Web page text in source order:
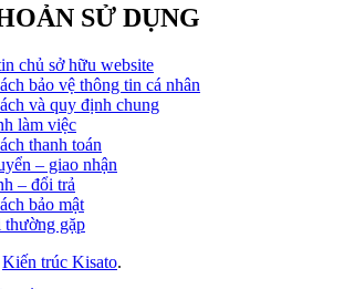
SỬ DỤNG
chủ sở hữu website
bảo vệ thông tin cá nhân
và quy định chung
làm việc
thanh toán
– giao nhận
– đổi trả
bảo mật
thường gặp
Kiến trúc Kisato.